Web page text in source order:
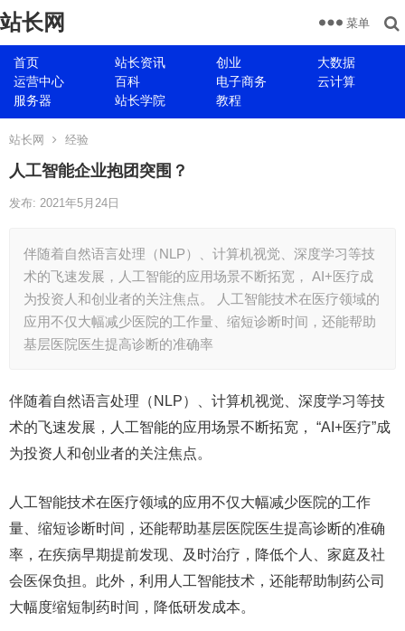
站长网
首页 站长资讯 创业
大数据
运营中心
百科 电子商务
云计算
服务器
站长学院 教程
菜单
站长网 经验
人工智能企业抱团突围？
发布: 2021年5月24日
伴随着自然语言处理（NLP）、计算机视觉、深度学习等技
术的飞速发展，人工智能的应用场景不断拓宽， AI+医疗成
为投资人和创业者的关注焦点。 人工智能技术在医疗领域的
应用不仅大幅减少医院的工作量、缩短诊断时间，还能帮助
基层医院医生提高诊断的准确率
伴随着自然语言处理（NLP）、计算机视觉、深度学习等技
术的飞速发展，人工智能的应用场景不断拓宽， “AI+医疗”成
为投资人和创业者的关注焦点。
人工智能技术在医疗领域的应用不仅大幅减少医院的工作
量、缩短诊断时间，还能帮助基层医院医生提高诊断的准确
率，在疾病早期提前发现、及时治疗，降低个人、家庭及社
会医保负担。此外，利用人工智能技术，还能帮助制药公司
大幅度缩短制药时间，降低研发成本。